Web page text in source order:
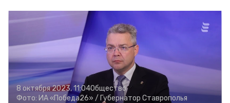
8 октября 2023, 11:04Общество
Фото: ИА «Победа26» / Губернатор Ставрополья